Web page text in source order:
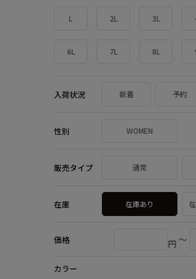
L 2L 3L
6L 7L 8L
入荷状況 新着 予約
性別 WOMEN
販売タイプ 通常
在庫 在庫あり
価格 円 〜
カラー